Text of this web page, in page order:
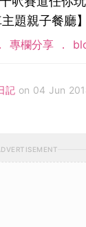
題親子餐廳】
專欄分享
記 on 04 Jun